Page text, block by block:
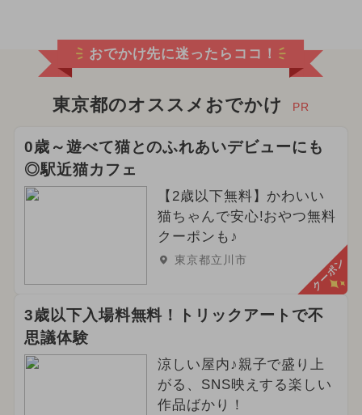
2025年8月のイベント
2026年5月のイベント
2026年3月のイベント
2024年2月のイベント
2026年6月のイベント
2025年7月のイベント
2026年4月のイベント
2024年9月のイベント グルメフェス
2024年6月のイベント 春休み
おでかけ先に迷ったらココ！
東京都のオススメおでかけ PR
0歳～遊べて猫とのふれあいデビューにも
◎駅近猫カフェ
【2歳以下無料】かわいい
猫ちゃんで安心!おやつ無料
クーポンも♪
東京都立川市 クーポン
3歳以下入場料無料！トリックアートで不
思議体験
涼しい屋内♪親子で盛り上
がる、SNS映えする楽しい
作品ばかり！